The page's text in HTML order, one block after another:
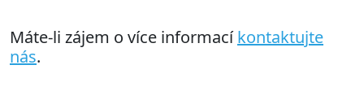
Máte-li zájem o více informacíkontaktujte
nás.